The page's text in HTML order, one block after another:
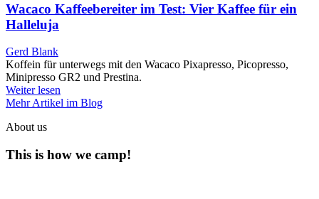
Wacaco Kaffeebereiter im Test: Vier Kaffee für ein
Halleluja
Gerd Blank
Koffein für unterwegs mit den Wacaco Pixapresso, Picopresso,
Minipresso GR2 und Prestina.
Weiter lesen
Mehr Artikel im Blog
About us
This is how we camp!